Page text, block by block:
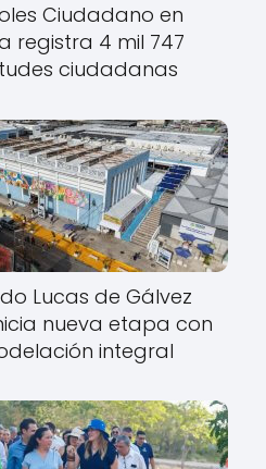
Ciudadano en
registra 4 mil 747
ciudadanas
Lucas de Gálvez
nueva etapa con
integral